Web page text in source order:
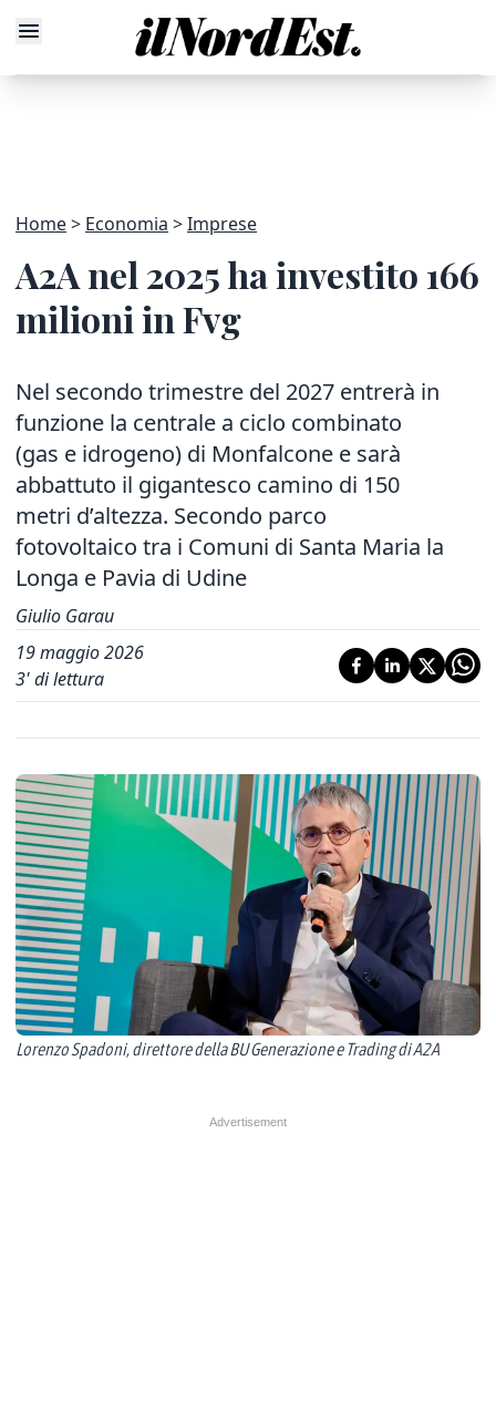
Home Economia Imprese
A2A nel 2025 ha investito 166
milioni in Fvg
Nel secondo trimestre del 2027 entrerà in
funzione la centrale a ciclo combinato
(gas e idrogeno) di Monfalcone e sarà
abbattuto il gigantesco camino di 150
metri d’altezza. Secondo parco
fotovoltaico tra i Comuni di Santa Maria la
Longa e Pavia di Udine
Giulio Garau
19 maggio 2026
3' di lettura
Lorenzo Spadoni, direttore della BU Generazione e Trading di A2A